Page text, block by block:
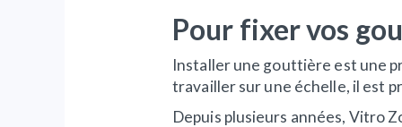
Pour fixer vos
Installer une gouttière est une
travailler sur une échelle, il est
Depuis plusieurs années, Vitro